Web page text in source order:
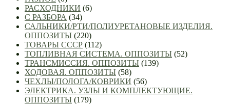
РАСХОДНИКИ (6)
С РАЗБОРА (34)
САЛЬНИКИ/РТИ/ПОЛИУРЕТАНОВЫЕ ИЗДЕЛИЯ.
ОППОЗИТЫ (220)
ТОВАРЫ СССР (112)
ТОПЛИВНАЯ СИСТЕМА. ОППОЗИТЫ (52)
ТРАНСМИССИЯ. ОППОЗИТЫ (139)
ХОДОВАЯ. ОППОЗИТЫ (58)
ЧЕХЛЫ/ПОЛОГА/КОВРИКИ (56)
ЭЛЕКТРИКА. УЗЛЫ И КОМПЛЕКТУЮЩИЕ.
ОППОЗИТЫ (179)